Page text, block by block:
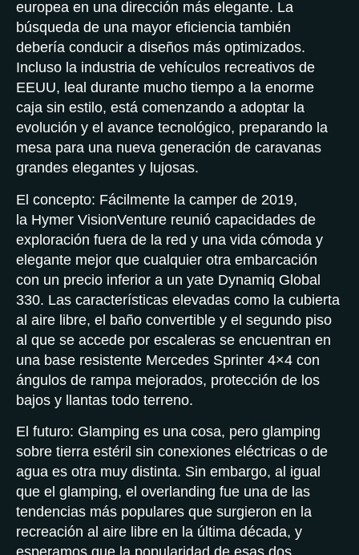
europea en una dirección más elegante. La
búsqueda de una mayor eficiencia también
debería conducir a diseños más optimizados.
Incluso la industria de vehículos recreativos de
EEUU, leal durante mucho tiempo a la enorme
caja sin estilo, está comenzando a adoptar la
evolución y el avance tecnológico, preparando la
mesa para una nueva generación de caravanas
grandes elegantes y lujosas.
El concepto: Fácilmente la camper de 2019,
la Hymer VisionVenture reunió capacidades de
exploración fuera de la red y una vida cómoda y
elegante mejor que cualquier otra embarcación
con un precio inferior a un yate Dynamiq Global
330. Las características elevadas como la cubierta
al aire libre, el baño convertible y el segundo piso
al que se accede por escaleras se encuentran en
una base resistente Mercedes Sprinter 4×4 con
ángulos de rampa mejorados, protección de los
bajos y llantas todo terreno.
El futuro: Glamping es una cosa, pero glamping
sobre tierra estéril sin conexiones eléctricas o de
agua es otra muy distinta. Sin embargo, al igual
que el glamping, el overlanding fue una de las
tendencias más populares que surgieron en la
recreación al aire libre en la última década, y